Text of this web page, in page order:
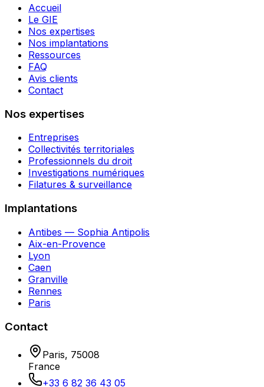
Accueil
Le GIE
Nos expertises
Nos implantations
Ressources
FAQ
Avis clients
Contact
Nos expertises
Entreprises
Collectivités territoriales
Professionnels du droit
Investigations numériques
Filatures & surveillance
Implantations
Antibes — Sophia Antipolis
Aix-en-Provence
Lyon
Caen
Granville
Rennes
Paris
Contact
Paris, 75008
France
+33 6 82 36 43 05